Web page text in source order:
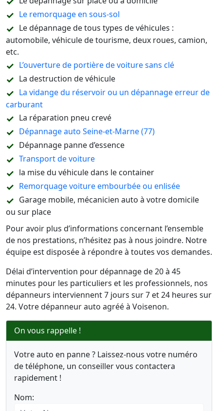
Le remorquage en sous-sol
Le dépannage de tous types de véhicules :
automobile, véhicule de tourisme, deux roues, camion,
etc.
L’ouverture de portière de voiture sans clé
La destruction de véhicule
La vidange du réservoir ou un dépannage erreur de
carburant
La réparation pneu crevé
Dépannage auto Seine-et-Marne (77)
Dépannage panne d’essence
Transport de voiture
la mise du véhicule dans le container
Remorquage voiture embourbée ou enlisée
Garage mobile, mécanicien auto à votre domicile
ou sur place
Pour avoir plus d’informations concernant l’ensemble
de nos prestations, n’hésitez pas à nous joindre. Notre
équipe est disposée à répondre à toutes vos demandes.
Délai d’intervention pour dépannage de 20 à 45
minutes pour les particuliers et les professionnels, nos
dépanneurs interviennent 7 jours sur 7 et 24 heures sur
24. Votre dépanneur auto agréé à Voisenon.
On vous rappelle !
Votre auto en panne ? Laissez-nous votre numéro
de téléphone, un conseiller vous contactera
rapidement !
Nom: